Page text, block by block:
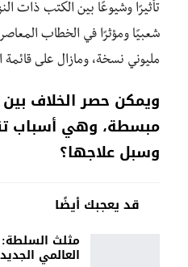
تأثيرًا وشيوعًا بين الكتب ذات
شعبيًا ومؤثرًا في الخطاب
مليوني نسخة، ومازال على قائمة
ويمكن حصر الخلاف بين
مبسطة، وهي أسباب
وسبل علاجها؟
قد يعجبك أيضًا
مثلث السلطة:
العالمي الجديد